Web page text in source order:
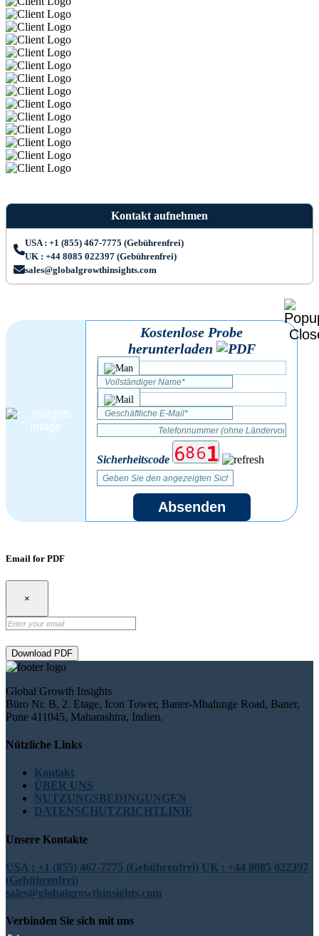
Kontakt aufnehmen
USA : +1 (855) 467-7775 (Gebührenfrei)
UK : +44 8085 022397 (Gebührenfrei)
sales@globalgrowthinsights.com
Kostenlose Probe
herunterladen
Sicherheitscode
Absenden
Email for PDF
×
Download PDF
Global Growth Insights
Büro Nr. B, 2. Etage, Icon Tower, Baner-Mhalunge Road, Baner,
Pune 411045, Maharashtra, Indien.
Nützliche Links
Kontakt
ÜBER UNS
NUTZUNGSBEDINGUNGEN
DATENSCHUTZRICHTLINIE
Unsere Kontakte
USA : +1 (855) 467-7775 (Gebührenfrei) UK : +44 8085 022397
(Gebührenfrei)
sales@globalgrowthinsights.com
Verbinden Sie sich mit uns